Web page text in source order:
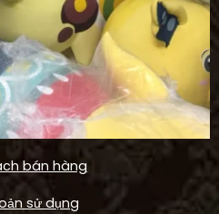
bán hàng
sử dụng